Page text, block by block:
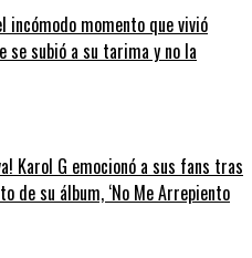
incómodo momento que vivió
se subió a su tarima y no la
Karol G emocionó a sus fans tras
de su álbum, ‘No Me Arrepiento